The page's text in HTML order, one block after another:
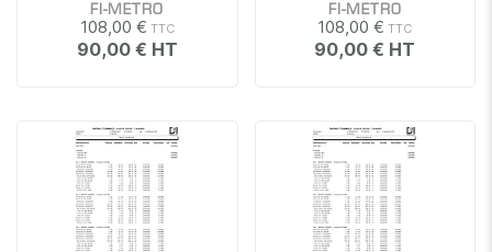
FI-METRO
108,00 €
90,00 €
FI-METRO
108,00 €
90,00 €